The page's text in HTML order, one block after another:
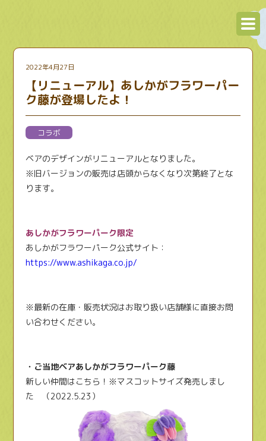
2022年4月27日
【リニューアル】あしかがフラワーパー
ク藤が登場したよ！
コラボ
ベアのデザインがリニューアルとなりました。
※旧バージョンの販売は店頭からなくなり次第終了とな
ります。
あしかがフラワーパーク限定
あしかがフラワーパーク公式サイト：
https://www.ashikaga.co.jp/
※最新の在庫・販売状況はお取り扱い店舗様に直接お問
い合わせください。
・ご当地ベアあしかがフラワーパーク藤
新しい仲間はこちら！※マスコットサイズ発売しまし
た （2022.5.23）